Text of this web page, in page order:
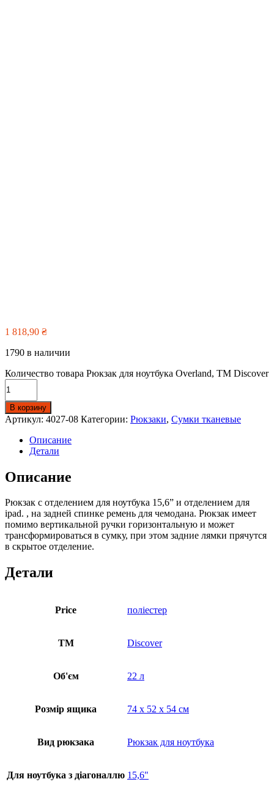
1 818,90 ₴
1790 в наличии
Количество товара Рюкзак для ноутбука Overland, TM Discover
В корзину
Артикул: 4027-08 Категории: Рюкзаки, Сумки тканевые
Описание
Детали
Описание
Рюкзак с отделением для ноутбука 15,6” и отделением для
ipad. , на задней спинке ремень для чемодана. Рюкзак имеет
помимо вертикальной ручки горизонтальную и может
трансформироваться в сумку, при этом задние лямки прячутся
в скрытое отделение.
Детали
Price поліестер
ТМ Discover
Об'єм 22 л
Розмір ящика 74 х 52 х 54 см
Вид рюкзака Рюкзак для ноутбука
Для ноутбука з діагоналлю 15,6"